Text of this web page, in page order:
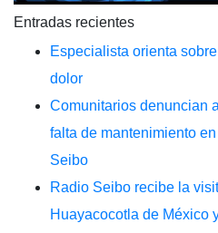
Entradas recientes
Especialista orienta
dolor
Comunitarios denuncian
falta de mantenimiento
Seibo
Radio Seibo recibe la
Huayacocotla de México